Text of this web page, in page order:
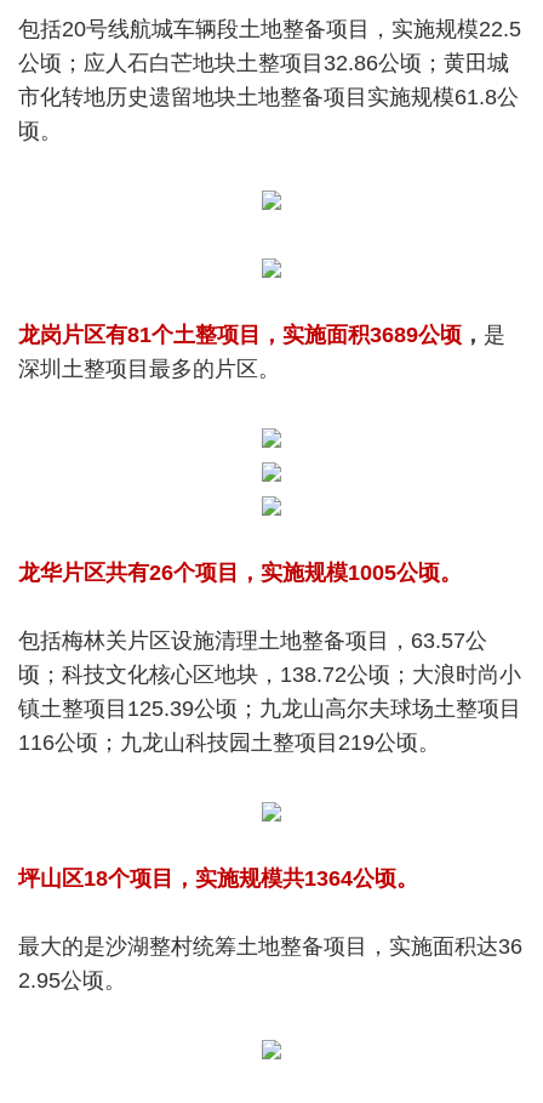
包括20号线航城车辆段土地整备项目，实施规模22.5
公顷；应人石白芒地块土整项目32.86公顷；黄田城
市化转地历史遗留地块土地整备项目实施规模61.8公
顷。
龙岗片区有81个土整项目，实施面积3689公顷 ， 是
深圳土整项目最多的片区。
龙华片区共有26个项目，实施规模1005公顷。
包括梅林关片区设施清理土地整备项目，63.57公
顷；科技文化核心区地块，138.72公顷；大浪时尚小
镇土整项目125.39公顷；九龙山高尔夫球场土整项目
116公顷；九龙山科技园土整项目219公顷。
坪山区18个项目，实施规模共1364公顷。
最大的是沙湖整村统筹土地整备项目，实施面积达36
2.95公顷。